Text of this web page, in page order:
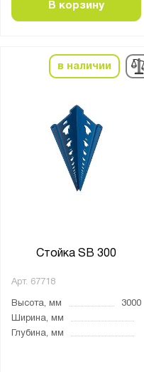
В корзину
в наличии
Стойка SB 300
Арт. 67718
Высота, мм
3000
Ширина, мм
Глубина, мм
Полка:
Тип соединения:
Болтовое
На зацепах
Страна производства:
Производитель: